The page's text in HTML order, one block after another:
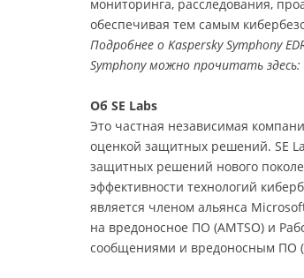
мониторинга, расследования,
обеспечивая тем самым
Подробнее о Kaspersky Symphony
Symphony можно прочитать здесь:
Об SE Labs
Это частная независимая
оценкой защитных решений. SE
защитных решений нового
эффективности технологий
является членом альянса
на вредоносное ПО (AMTSO) и
сообщениями и вредоносным ПО